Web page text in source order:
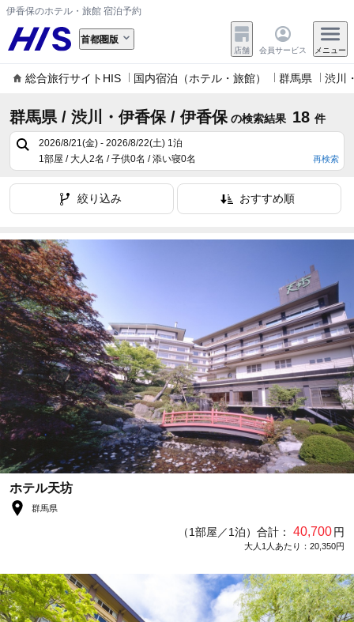
伊香保のホテル・旅館 宿泊予約
首都圏版
店舗 会員サービス メニュー
総合旅行サイトHIS 国内宿泊（ホテル・旅館） 群馬県 渋川
群馬県 / 渋川・伊香保 / 伊香保 の検索結果 18 件
2026/8/21(金) - 2026/8/22(土) 1泊
1部屋 / 大人2名 / 子供0名 / 添い寝0名
再検索
絞り込み おすすめ順
ホテル天坊
群馬県
（1部屋／1泊）合計： 40,700円
大人1人あたり：20,350円